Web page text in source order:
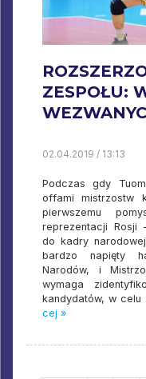
ZESPOŁU:
02.04.2019 / 13:13
Podczas gdy
offami mistrzostw
pierwszemu
reprezentacji Rosji
do kadry
bardzo napięty
Narodów, i
wymaga
kandydatów, w celu
cej »